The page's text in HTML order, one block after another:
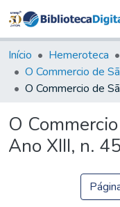
Início Hemeroteca
O Commercio de
O
Ano XIII, n.